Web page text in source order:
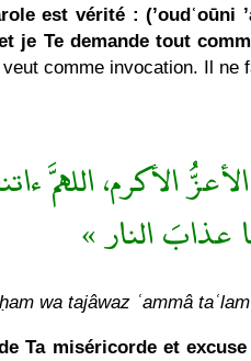
est vérité :
je Te demande tout
comme invocation. Il ne
الأكرم، اللهمَّ
عذابَ النار »
wa tajâwaz ʿammâ taʿlam
Ta miséricorde et